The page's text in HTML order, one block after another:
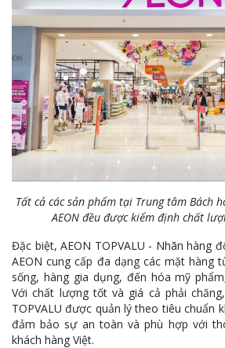
Tất cả các sản phẩm tại Trung tâm Bách
AEON đều được kiểm định chất
Đặc biệt, AEON TOPVALU - Nhãn hàng
AEON cung cấp đa dạng các mặt hàng
sống, hàng gia dụng, đến hóa mỹ
Với chất lượng tốt và giá cả phải
TOPVALU được quản lý theo tiêu chuẩn
đảm bảo sự an toàn và phù hợp với
khách hàng Việt.